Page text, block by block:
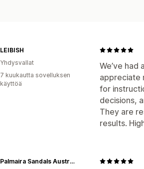
We’ve
appreciate
for
decisions,
They are
results.
LEIBISH
Yhdysvallat
7 kuukautta sovelluksen
käyttöä
Palmaira Sandals Australia